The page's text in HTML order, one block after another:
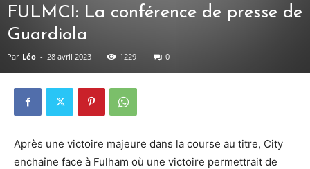
FULMCI: La conférence de presse de
Guardiola
Par Léo - 28 avril 2023 1229 0
Après une victoire majeure dans la course au titre, City
enchaîne face à Fulham où une victoire permettrait de